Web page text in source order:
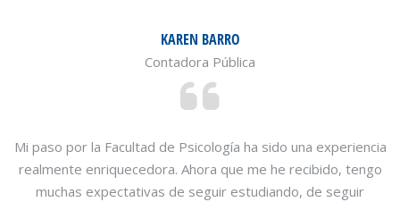
KAREN BARRO
Contadora Pública
Mi paso por la Facultad de Psicología ha sido una experiencia
realmente enriquecedora. Ahora que me he recibido, tengo
muchas expectativas de seguir estudiando, de seguir